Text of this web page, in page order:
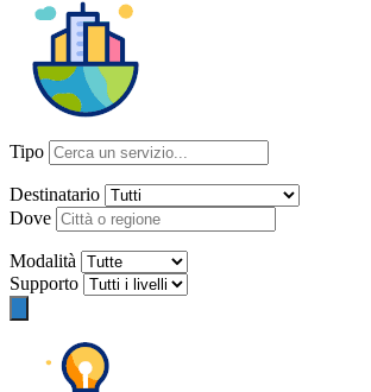
Tipo
Destinatario
Dove
Modalità
Supporto